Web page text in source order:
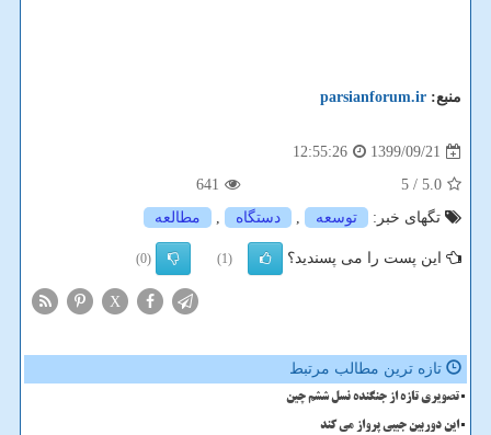
منبع: parsianforum.ir
1399/09/21
12:55:26
5.0
/ 5
641
تگهای خبر:
توسعه , دستگاه , مطالعه
این پست را می پسندید؟ (1)
(0)
X
تازه ترین مطالب مرتبط
تصویری تازه از جنگنده نسل ششم چین
این دوربین جیبی پرواز می کند